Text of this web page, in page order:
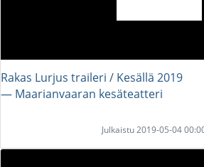
Rakas Lurjus traileri / Kesällä 2019
― Maarianvaaran kesäteatteri
Julkaistu 2019-05-04